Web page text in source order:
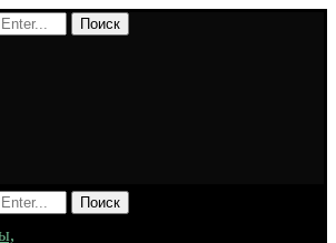
Поиск
Поиск